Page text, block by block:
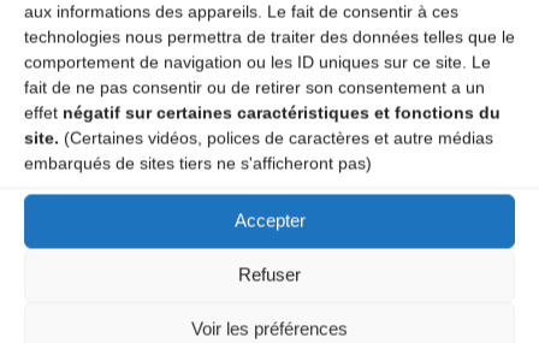
aux informations des appareils. Le fait de consentir à ces
technologies nous permettra de traiter des données telles que le
comportement de navigation ou les ID uniques sur ce site. Le
fait de ne pas consentir ou de retirer son consentement a un
effet négatif sur certaines caractéristiques et fonctions du
site. (Certaines vidéos, polices de caractères et autre médias
embarqués de sites tiers ne s'afficheront pas)
Accepter
Refuser
Voir les préférences
Next image
Laisser un
commentaire
obligatoires sont indiqués avec*